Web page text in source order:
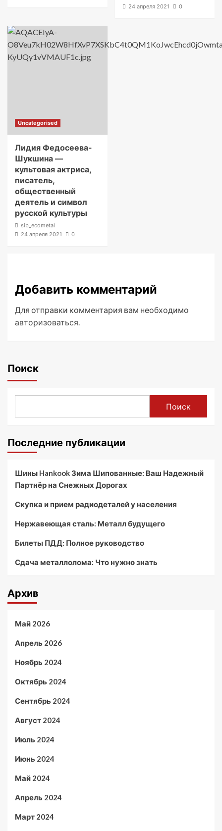
24 апреля 2021
0
Uncategorised
Лидия Федосеева-
Шукшина —
культовая актриса,
писатель,
общественный
деятель и символ
русской культуры
sib_ecometal
24 апреля 2021
0
Добавить комментарий
Для отправки комментария вам необходимо
авторизоваться.
Поиск
Поиск
Последние публикации
Шины Hankook Зима Шипованные: Ваш Надежный
Партнёр на Снежных Дорогах
Скупка и прием радиодеталей у населения
Нержавеющая сталь: Металл будущего
Билеты ПДД: Полное руководство
Сдача металлолома: Что нужно знать
Архив
Май 2026
Апрель 2026
Ноябрь 2024
Октябрь 2024
Сентябрь 2024
Август 2024
Июль 2024
Июнь 2024
Май 2024
Апрель 2024
Март 2024